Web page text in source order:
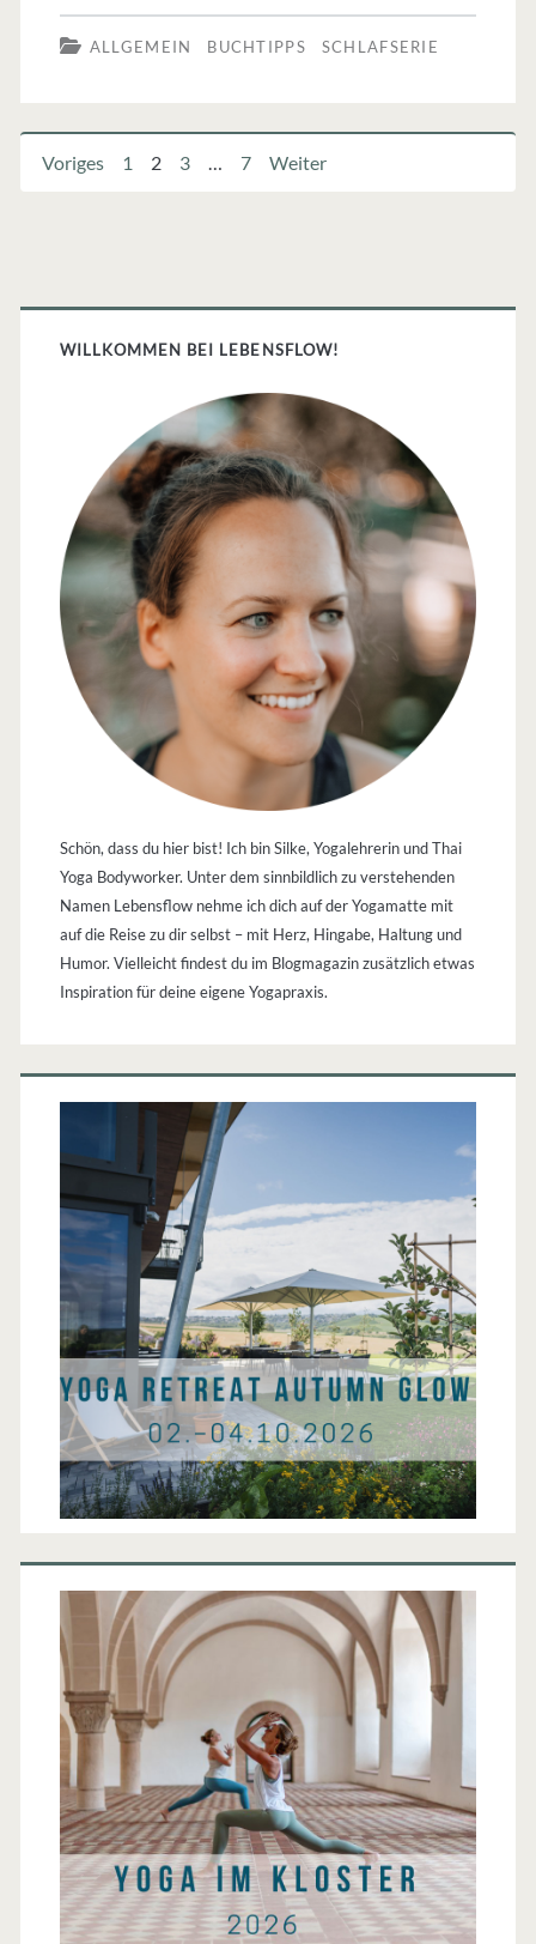
Schlaf
(*
ALLGEMEIN BUCHTIPPS SCHLAFSERIE
Seitennummerierung
Voriges 1 2 3 … 7 Weiter
Primäre
Sidebar
WILLKOMMEN BEI LEBENSFLOW!
Schön, dass du hier bist! Ich bin Silke, Yogalehrerin und Thai
Yoga Bodyworker. Unter dem sinnbildlich zu verstehenden
Namen Lebensflow nehme ich dich auf der Yogamatte mit
auf die Reise zu dir selbst – mit Herz, Hingabe, Haltung und
Humor. Vielleicht findest du im Blogmagazin zusätzlich etwas
Inspiration für deine eigene Yogapraxis.